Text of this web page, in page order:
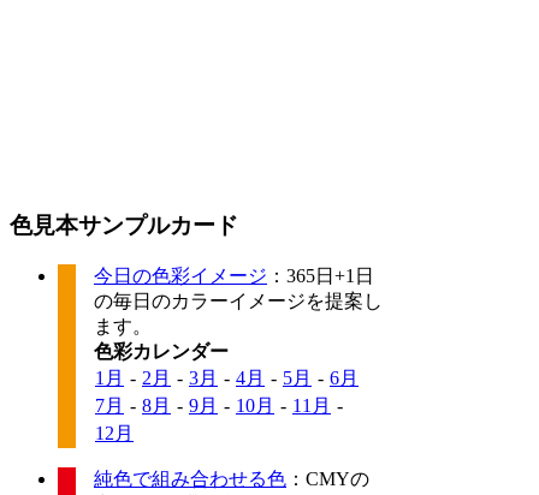
色見本サンプルカード
今日の色彩イメージ ：365日+1日
の毎日のカラーイメージを提案し
ます。
色彩カレンダー
1月 - 2月 - 3月 - 4月 - 5月 - 6月
7月 - 8月 - 9月 - 10月 - 11月 -
12月
純色で組み合わせる色 ：CMYの